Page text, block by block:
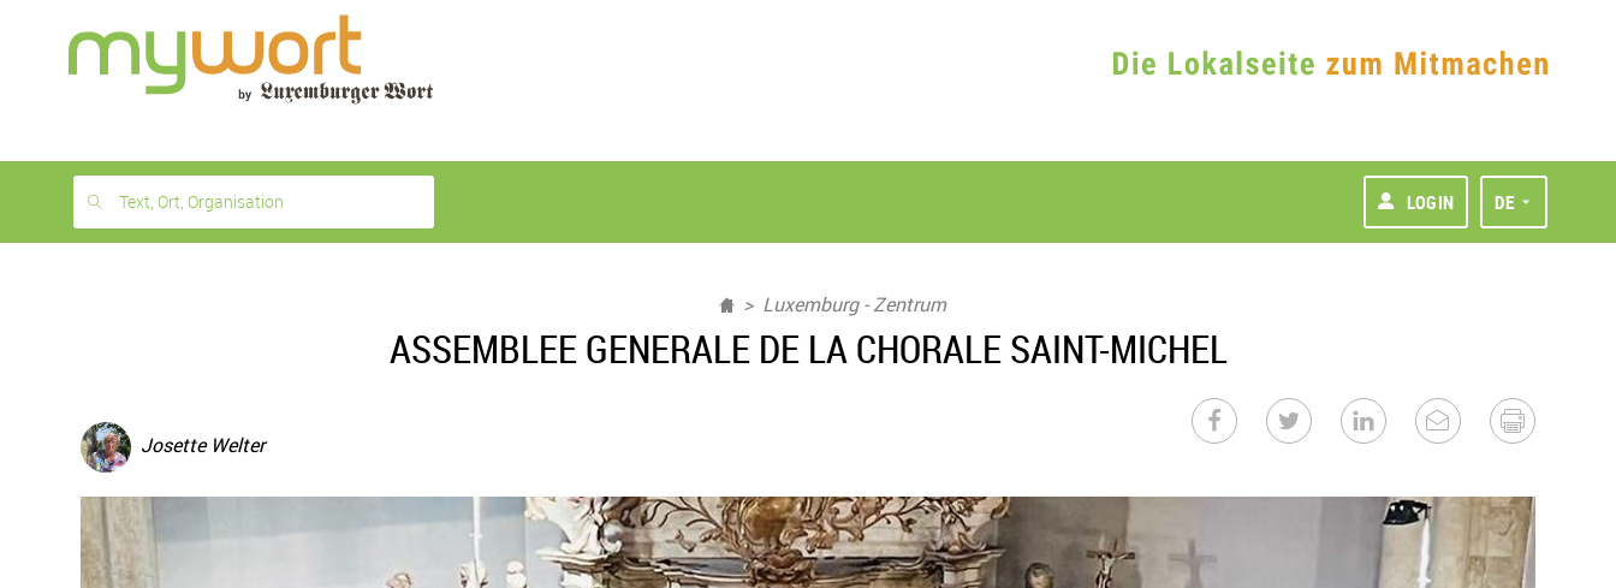
month
free
Text, Ort, Organisation LOGIN DE
Luxemburg - Zentrum
ASSEMBLEE GENERALE DE LA CHORALE SAINT-MICHEL
Josette Welter